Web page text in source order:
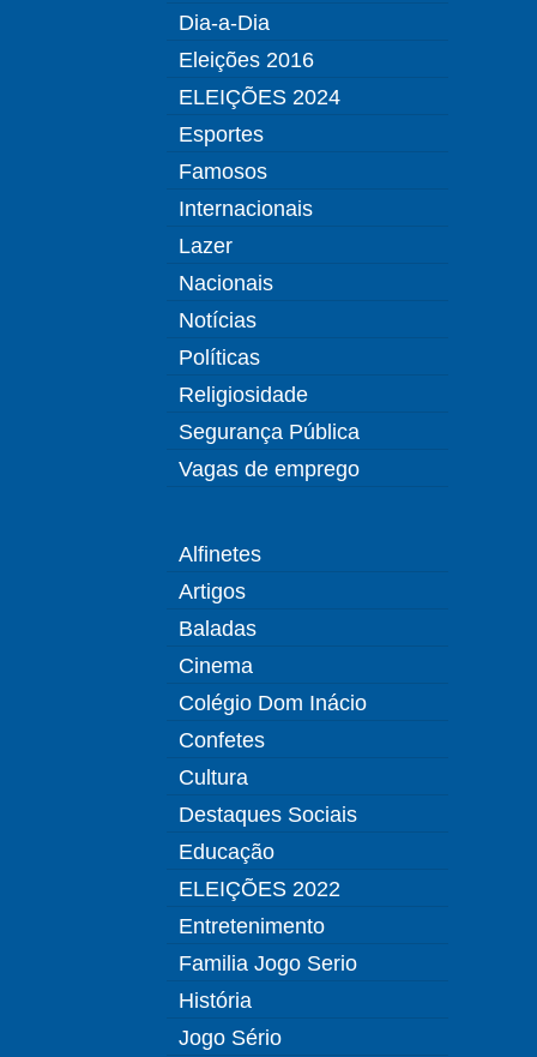
Dia-a-Dia
Eleições 2016
ELEIÇÕES 2024
Esportes
Famosos
Internacionais
Lazer
Nacionais
Notícias
Políticas
Religiosidade
Segurança Pública
Vagas de emprego
Alfinetes
Artigos
Baladas
Cinema
Colégio Dom Inácio
Confetes
Cultura
Destaques Sociais
Educação
ELEIÇÕES 2022
Entretenimento
Familia Jogo Serio
História
Jogo Sério